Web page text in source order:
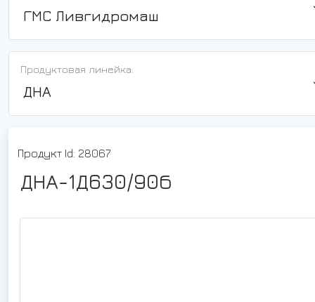
ГМС Ливгидромаш
Продуктовая линейка:
ДНА
Продукт Id: 28067
ДНА-1Д630/90б